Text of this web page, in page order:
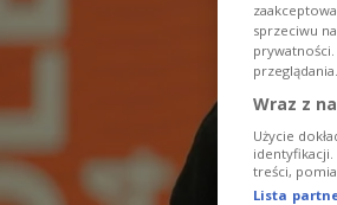
sprzeciwu
przeglądania.
Wraz z
Użycie
treści,
Lista